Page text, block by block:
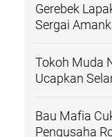
Gerebek
Sergai
Tokoh Muda
Ucapkan
Bau Mafia
Pengusaha